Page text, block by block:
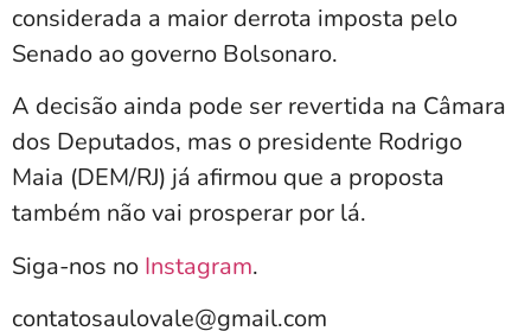
considerada a maior derrota imposta pelo
Senado ao governo Bolsonaro.
A decisão ainda pode ser revertida na Câmara
dos Deputados, mas o presidente Rodrigo
Maia (DEM/RJ) já afirmou que a proposta
também não vai prosperar por lá.
Siga-nos no Instagram.
contatosaulovale@gmail.com